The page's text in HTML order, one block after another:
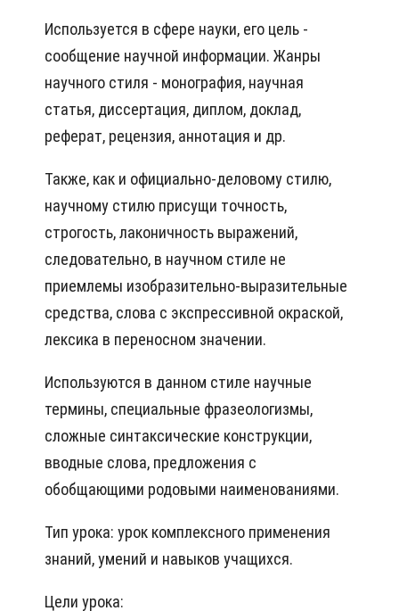
Используется в сфере науки, его цель -
сообщение научной информации. Жанры
научного стиля - монография, научная
статья, диссертация, диплом, доклад,
реферат, рецензия, аннотация и др.
Также, как и официально-деловому стилю,
научному стилю присущи точность,
строгость, лаконичность выражений,
следовательно, в научном стиле не
приемлемы изобразительно-выразительные
средства, слова с экспрессивной окраской,
лексика в переносном значении.
Используются в данном стиле научные
термины, специальные фразеологизмы,
сложные синтаксические конструкции,
вводные слова, предложения с
обобщающими родовыми наименованиями.
Тип урока: урок комплексного применения
знаний, умений и навыков учащихся.
Цели урока: